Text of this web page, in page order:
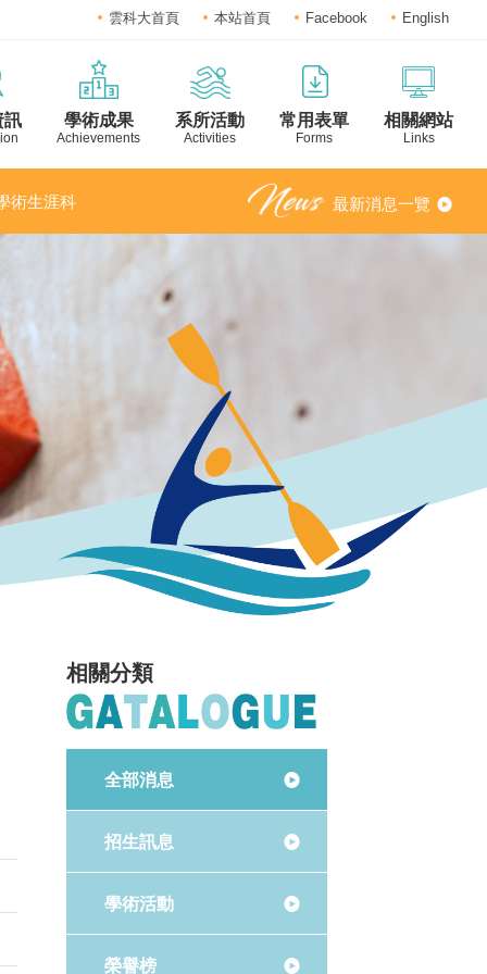
English
Facebook
本站首頁
雲科大首頁
訊 學術成果
Achievements
系所活動
Activities
常用表單
Forms
相關網站
Links
最新消息一覽
術生涯科
相關分類
全部消息
招生訊息
學術活動
榮譽榜